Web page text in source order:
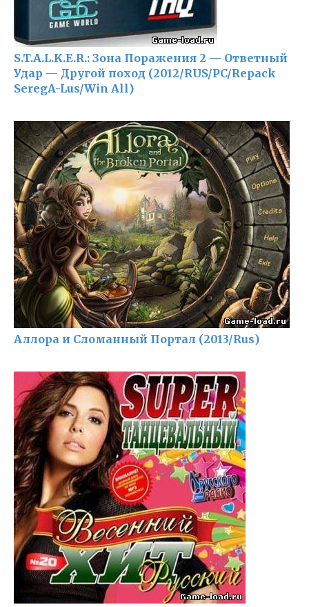
S.T.A.L.K.E.R.: Зона Поражения 2 — Ответный
Удар — Другой поход (2012/RUS/PC/Repack
SeregA-Lus/Win All)
Аллора и Сломанный Портал (2013/Rus)